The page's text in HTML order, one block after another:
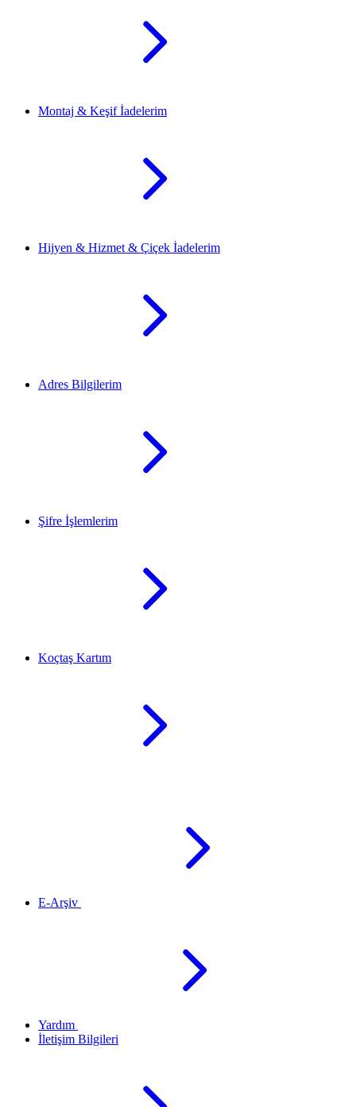
Montaj & Keşif İadelerim
Hijyen & Hizmet & Çiçek İadelerim
Adres Bilgilerim
Şifre İşlemlerim
Koçtaş Kartım
E-Arşiv
Yardım
İletişim Bilgileri